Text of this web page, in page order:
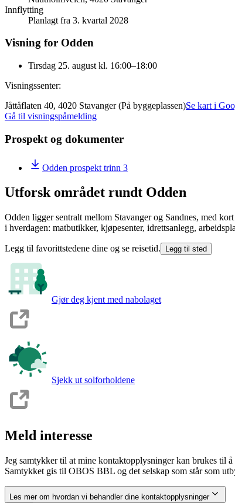
Innflytting
Planlagt fra 3. kvartal 2028
Visning for Odden
Tirsdag 25. august kl. 16:00–18:00
Visningssenter:
Jåttåflaten 40, 4020 Stavanger (På byggeplassen)Se kart i
Gå til visningspåmelding
Prospekt og dokumenter
Odden prospekt trinn 3
Utforsk området rundt Odden
Odden ligger sentralt mellom Stavanger og Sandnes, med
i hverdagen: matbutikker, kjøpesenter, idrettsanlegg,
Legg til favorittstedene dine og se reisetid. Legg til sted
Gjør deg kjent med nabolaget
Sjekk ut solforholdene
Meld interesse
Jeg samtykker til at mine kontaktopplysninger kan brukes til
Samtykket gis til OBOS BBL og det selskap som står som
Les mer om hvordan vi behandler dine kontaktopplysninger